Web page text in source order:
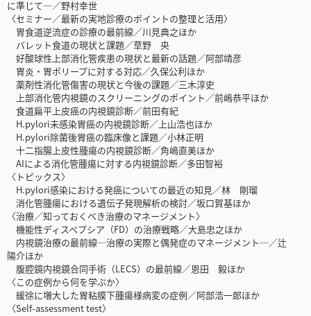
に準じて─／野村幸世
〈セミナー／最新の実地診療のポイントの整理と活用〉
胃食道逆流症の診療の最前線／川見典之ほか
バレット食道の現状と課題／草野 央
好酸球性上部消化管疾患の現状と最新の話題／阿部靖彦
胃炎・胃ポリープに対する対応／久保公利ほか
薬剤性消化管傷害の現状と今後の課題／三木淳史
上部消化管内視鏡のスクリーニングのポイント／前嶋恭平ほか
食道扁平上皮癌の内視鏡診断／前田有紀
H.pylori未感染胃癌の内視鏡診断／上山浩也ほか
H.pylori除菌後胃癌の臨床像と課題／小林正明
十二指腸上皮性腫瘍の内視鏡診断／角嶋直美ほか
AIによる消化管腫瘍に対する内視鏡診断／多田智裕
〈トピックス〉
H.pylori感染における発癌についての最近の知見／林 剛瑠
消化管腫瘍における遺伝子発現解析の検討／坂口賀基ほか
〈治療／知っておくべき治療のマネージメント〉
機能性ディスペプシア（FD）の治療戦略／大島忠之ほか
内視鏡治療の最前線─治療の実際と偶発症のマネージメント─／辻
陽介ほか
腹腔鏡内視鏡合同手術（LECS）の最前線／恩田 毅ほか
〈この症例から何を学ぶか〉
緩徐に増大した胃粘膜下腫瘍様病変の症例／阿部浩一郎ほか
〈Self-assessment test〉